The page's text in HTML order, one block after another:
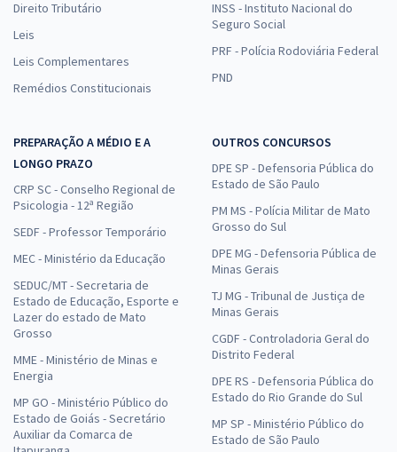
Direito Tributário
Leis
Leis Complementares
Remédios Constitucionais
INSS - Instituto Nacional do
Seguro Social
PRF - Polícia Rodoviária Federal
PND
PREPARAÇÃO A MÉDIO E A
LONGO PRAZO
CRP SC - Conselho Regional de
Psicologia - 12ª Região
SEDF - Professor Temporário
MEC - Ministério da Educação
SEDUC/MT - Secretaria de
Estado de Educação, Esporte e
Lazer do estado de Mato
Grosso
MME - Ministério de Minas e
Energia
MP GO - Ministério Público do
Estado de Goiás - Secretário
Auxiliar da Comarca de
OUTROS CONCURSOS
DPE SP - Defensoria Pública do
Estado de São Paulo
PM MS - Polícia Militar de Mato
Grosso do Sul
DPE MG - Defensoria Pública de
Minas Gerais
TJ MG - Tribunal de Justiça de
Minas Gerais
CGDF - Controladoria Geral do
Distrito Federal
DPE RS - Defensoria Pública do
Estado do Rio Grande do Sul
MP SP - Ministério Público do
Estado de São Paulo